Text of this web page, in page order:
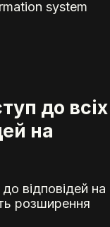
system
до всіх
на
відповідей на
розширення